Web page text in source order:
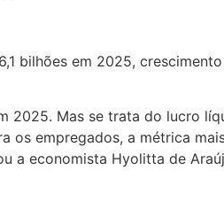
bilhões em 2025,
2025. Mas se trata do lucro
os empregados, a métrica
a economista Hyolitta de